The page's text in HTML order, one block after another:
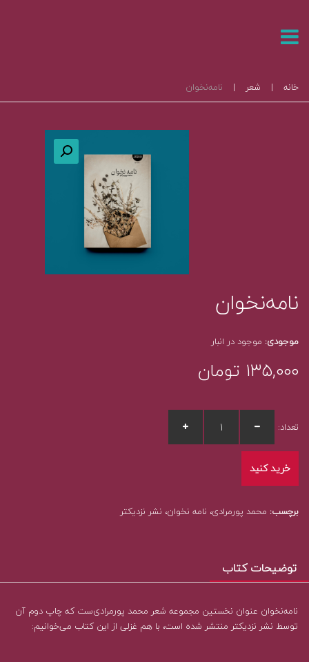
خانه | شعر | نامه‌نخوان
نامه‌نخوان
موجودی: موجود در انبار
۱۳۵,۰۰۰ تومان
تعداد:
خرید کنید
برچسب: محمد پورمرادی، نامه نخوان، نشر نزدیکتر
توضیحات کتاب
نامه‌نخوان عنوان نخستین مجموعه شعر محمد پورمرادی‌ست که چاپ دوم آن
توسط نشر نزدیکتر منتشر شده است، با هم غزلی از این کتاب می‌خوانیم: